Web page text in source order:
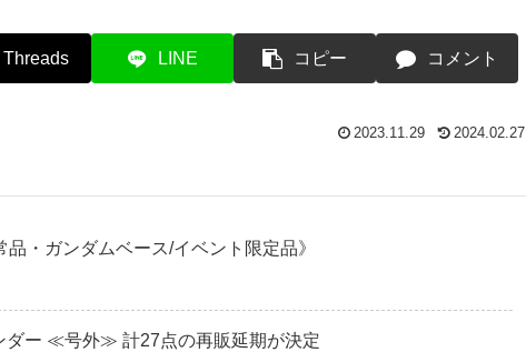
Threads LINE コピー コメント
2023.11.29 2024.02.27
・ガンダムベース/イベント限定品》
ダー ≪号外≫ 計27点の再販延期が決定